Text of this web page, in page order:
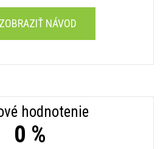
ZOBRAZIŤ NÁVOD
hodnotenie
0 %